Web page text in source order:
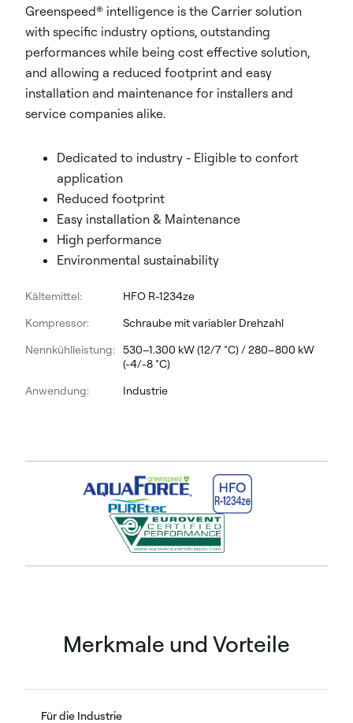
Greenspeed® intelligence is the Carrier solution
with specific industry options, outstanding
performances while being cost effective solution,
and allowing a reduced footprint and easy
installation and maintenance for installers and
service companies alike.
Dedicated to industry - Eligible to confort
application
Reduced footprint
Easy installation & Maintenance
High performance
Environmental sustainability
Kältemittel:
HFO R-1234ze
Kompressor:
Schraube mit variabler Drehzahl
Nennkühlleistung:
530–1.300 kW (12/7 °C) / 280–800 kW
(-4/-8 °C)
Anwendung:
Industrie
Merkmale und Vorteile
Für die Industrie